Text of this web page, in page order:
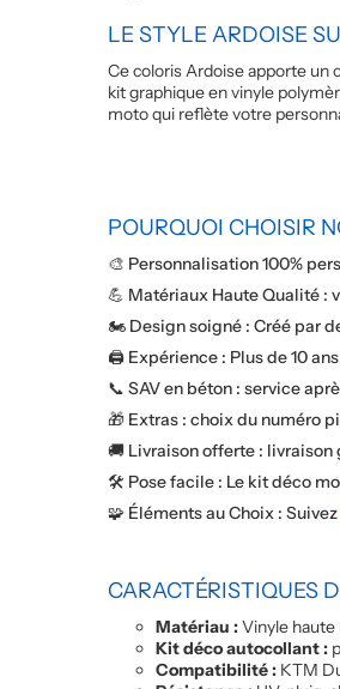
LE STYLE ARDOISE
Ce coloris Ardoise apporte un
kit graphique en vinyle
moto qui reflète votre
POURQUOI CHOISIR
🎨 Personnalisation 100%
💪 Matériaux Haute Qualité :
🏍️ Design soigné : Créé par
🖨️ Expérience : Plus de 10
📞 SAV en béton : service
🎁 Extras : choix du numéro
🚚 Livraison offerte : livraison
🛠️ Pose facile : Le kit déco
🧩 Éléments au Choix : Suivez
CARACTÉRISTIQUES
Matériau :Vinyle
Kit déco autocollant :
Compatibilité : KTM